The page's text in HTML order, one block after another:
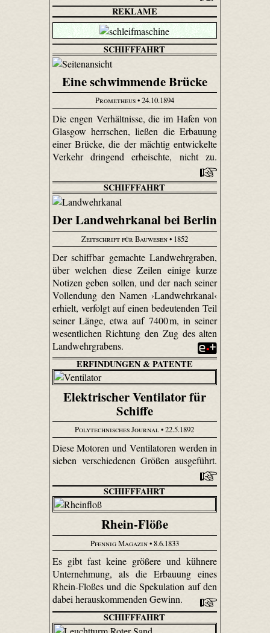
REKLAME
SCHIFFFAHRT
Eine schwimmende Brücke
Prometheus• 24.10.1894
Die engen Verhältnisse, die im Hafen von
Glasgow herrschen, ließen die Erbauung
einer Brücke, die der mächtig entwickelte
Verkehr dringend erheischte, nicht zu.
SCHIFFFAHRT
Der Landwehrkanal bei Berlin
Zeitschrift für Bauwesen• 1852
Der schiffbar gemachte Landwehrgraben,
über welchen diese Zeilen einige kurze
Notizen geben sollen, und der nach seiner
Vollendung den Namen ›Landwehrkanal‹
erhielt, verfolgt auf einen bedeutenden Teil
seiner Länge, etwa auf 7400 m, in seiner
wesentlichen Richtung den Zug des alten
Landwehrgrabens.
ERFINDUNGEN & PATENTE
Elektrischer Ventilator für
Schiffe
Polytechnisches Journal• 22.5.1892
Diese Motoren und Ventilatoren werden in
sieben verschiedenen Größen ausgeführt.
SCHIFFFAHRT
Rhein-Flöße
Pfennig Magazin• 8.6.1833
Es gibt fast keine größere und kühnere
Unternehmung, als die Erbauung eines
Rhein-Floßes und die Spekulation auf den
dabei herauskommenden Gewinn.
SCHIFFFAHRT